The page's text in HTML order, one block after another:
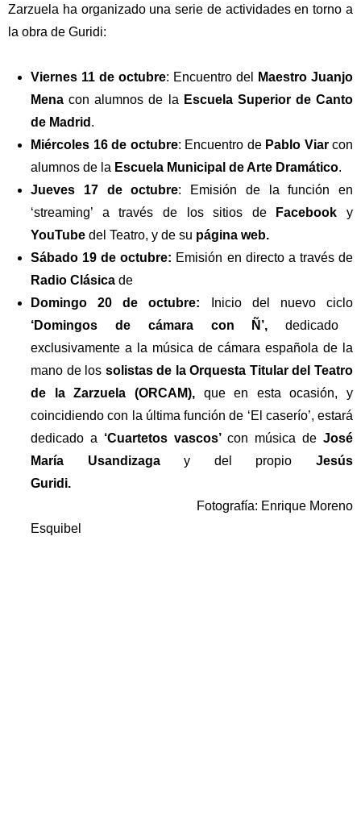
Zarzuela ha organizado una serie de actividades en torno a
la obra de Guridi:
Viernes 11 de octubre: Encuentro del
Maestro Juanjo
Mena con alumnos de la Escuela Superior de Canto
de Madrid .
Miércoles 16 de octubre: Encuentro de Pablo Viarcon
alumnos de la Escuela Municipal de Arte Dramático.
Jueves 17 de octubre: Emisión de la función en
‘streaming’ a través de los sitios de
Facebook y
YouTube del Teatro, y de su página web.
Sábado 19 de octubre: Emisión en directo a través de
Radio Clásica de
Domingo 20 de octubre:
Inicio del nuevo ciclo
‘Domingos de cámara con Ñ’,dedicado
exclusivamente a la música de cámara española de la
mano de los solistas de la Orquesta Titular del Teatro
de la Zarzuela (ORCAM), que en esta ocasión, y
coincidiendo con la última función de ‘El caserío’, estará
dedicado a ‘Cuartetos vascos’ con música de José
María Usandizagay del propio Jesús
Guridi.
Fotografía: Enrique Moreno
Esquibel